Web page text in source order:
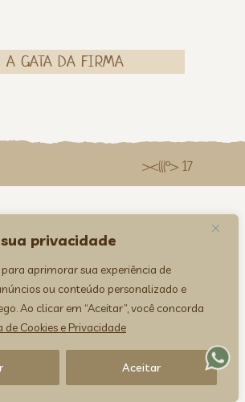
privacidade
aprimorar sua experiência de
ou conteúdo personalizado e
Ao clicar em “Aceitar”, você concorda
de Cookies e Privacidade
Aceitar
A GATA DA FIRMA
><(((º> 17